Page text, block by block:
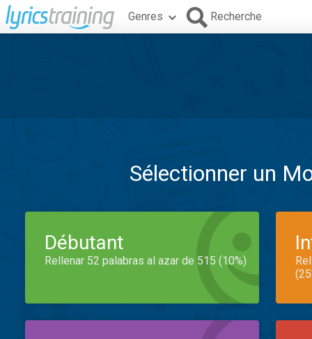
Genres Recherche
Sélectionner un
Débutant
Rellenar 52 palabras al azar de 515 (10%)